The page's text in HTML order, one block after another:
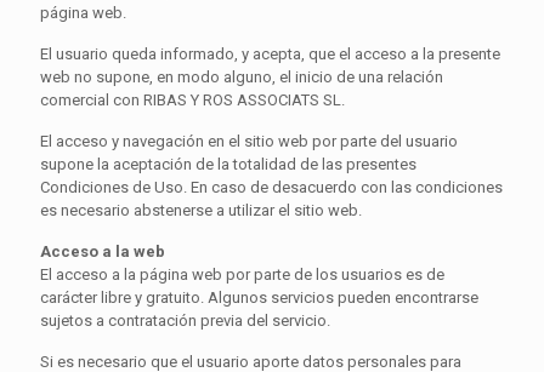
página web.
El usuario queda informado, y acepta, que el acceso a la presente
web no supone, en modo alguno, el inicio de una relación
comercial con RIBAS Y ROS ASSOCIATS SL.
El acceso y navegación en el sitio web por parte del usuario
supone la aceptación de la totalidad de las presentes
Condiciones de Uso. En caso de desacuerdo con las condiciones
es necesario abstenerse a utilizar el sitio web.
Acceso a la web
El acceso a la página web por parte de los usuarios es de
carácter libre y gratuito. Algunos servicios pueden encontrarse
sujetos a contratación previa del servicio.
Si es necesario que el usuario aporte datos personales para